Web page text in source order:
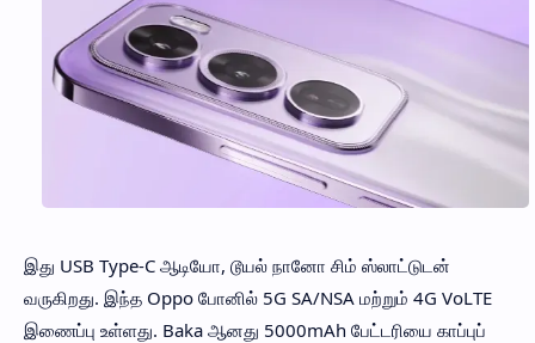
இது USB Type-C ஆடியோ, டூயல் நானோ சிம் ஸ்லாட்டுடன்
வருகிறது. இந்த Oppo போனில் 5G SA/NSA மற்றும் 4G VoLTE
இணைப்பு உள்ளது. Baka ஆனது 5000mAh பேட்டரியை காப்புப்